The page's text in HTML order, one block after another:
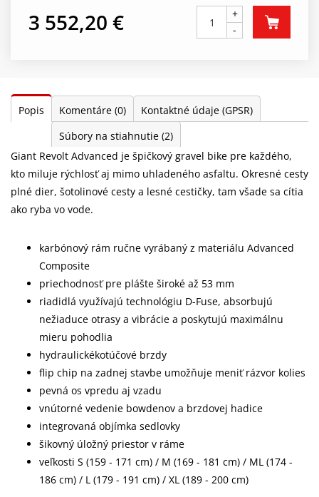
3 552,20 €
+
-
Popis Komentáre (0)
Kontaktné údaje (GPSR)
Súbory na stiahnutie (2)
Giant Revolt Advanced je špičkový gravel bike pre každého,
kto miluje rýchlosť aj mimo uhladeného asfaltu. Okresné cesty
plné dier, šotolinové cesty a lesné cestičky, tam všade sa cítia
ako ryba vo vode.
karbónový rám ručne vyrábaný z materiálu Advanced
Composite
priechodnosť pre plášte široké až 53 mm
riadidlá využívajú technológiu D-Fuse, absorbujú
nežiaduce otrasy a vibrácie a poskytujú maximálnu
mieru pohodlia
hydraulickékotúčové brzdy
flip chip na zadnej stavbe umožňuje meniť rázvor kolies
pevná os vpredu aj vzadu
vnútorné vedenie bowdenov a brzdovej hadice
integrovaná objímka sedlovky
šikovný úložný priestor v ráme
veľkosti S (159 - 171 cm) / M (169 - 181 cm) / ML (174 -
186 cm) / L (179 - 191 cm) / XL (189 - 200 cm)